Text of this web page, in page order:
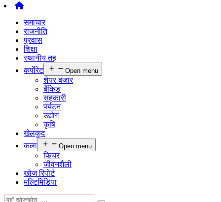
समाचार
राजनीति
प्रवास
शिक्षा
स्थानीय तह
कर्पाेरेट
Open menu
शेयर बजार
बैंकिङ
सहकारी
पर्यटन
उद्योग
कृषि
खेलकुद
कला
Open menu
फिचर
जीवनशैली
खोज रिपोर्ट
मल्टिमिडिया